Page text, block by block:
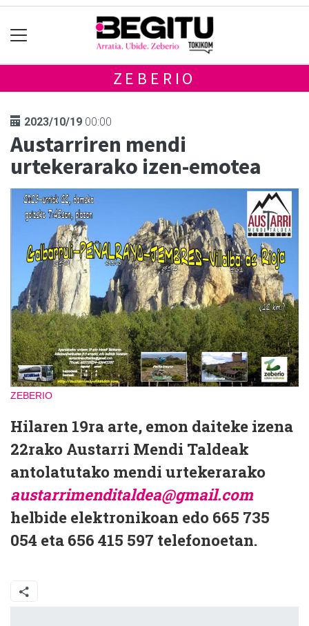
ZEBERIO
2023/10/19 00:00
Austarriren mendi
urtekerarako izen-emotea
ZEBERIO
Hilaren 19ra arte, emon daiteke izena
22rako Austarri Mendi Taldeak
antolatutako mendi urtekerarako
austarrimenditaldea@gmail.com
helbide elektronikoan edo 665 735
054 eta 656 415 597 telefonoetan.